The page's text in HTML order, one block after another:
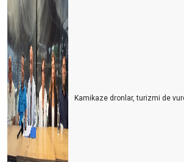
Seçim paradoksu ve karar verme zorluğu
Vanilyalı dondurma ve Pontıac
Siz de havlunuzu evinizden getirenlerden
Türkler Antalya’ya gelsin mi?
Türkiye’nin Maldivleri Salda gölü
Fazla gıda ve POYD
Baltanızı bilemeyi unutmayın
Kamikaze dronlar, turizmi de